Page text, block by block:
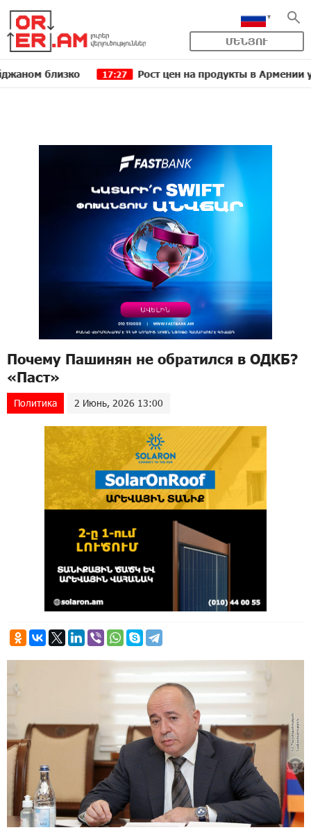
ՄԵՆՅՈՒ
17:27 Рост цен на продукты в Армении
Почему Пашинян не обратился в ОДКБ?
«Паст»
Политика 2 Июнь, 2026 13:00